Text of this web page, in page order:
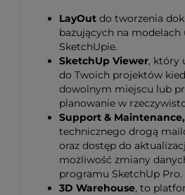
LayOut do tworzenia
bazujących na
SketchUpie.
SketchUp Viewer, który
do Twoich projektów
dowolnym miejscu lub
planowanie w
Support & Maintenance,
technicznego drogą
oraz dostęp do
możliwość zmiany
programu SketchUp Pro.
3D Warehouse, to